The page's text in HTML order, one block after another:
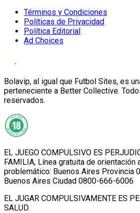
Términos y Condiciones
Políticas de Privacidad
Política Editorial
Ad Choices
Bolavip, al igual que Futbol Sites, es
perteneciente a Better Collective.
reservados.
EL JUEGO COMPULSIVO ES
FAMILIA, Línea gratuita de orientación
problemático: Buenos Aires Provincia
Buenos Aires Ciudad 0800-666-6006
EL JUGAR COMPULSIVAMENTE ES
SALUD.